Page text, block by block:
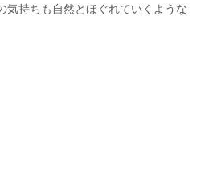
気持ちも自然とほぐれていくような